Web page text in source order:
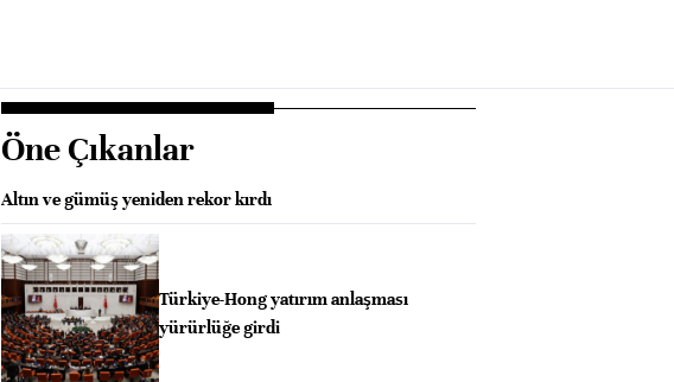
Öne Çıkanlar
Altın ve gümüş yeniden rekor kırdı
Türkiye-Hong yatırım anlaşması
yürürlüğe girdi